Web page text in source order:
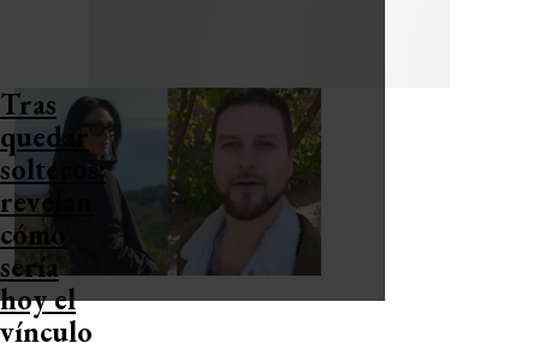
Tras
quedar
solteros:
revelan
cómo
sería
hoy el
vínculo